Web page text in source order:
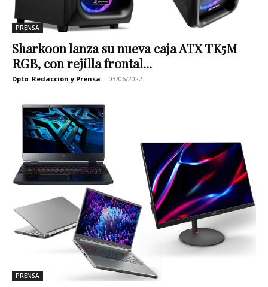
PRENSA
Sharkoon lanza su nueva caja ATX TK5M
RGB, con rejilla frontal...
Dpto. Redacción y Prensa - 03/06/2022
PRENSA